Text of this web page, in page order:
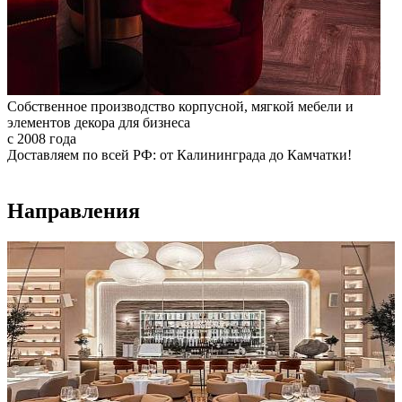
Собственное производство корпусной, мягкой мебели и
элементов декора для бизнеса
с 2008 года
Доставляем по всей РФ: от Калининграда до Камчатки!
Направления